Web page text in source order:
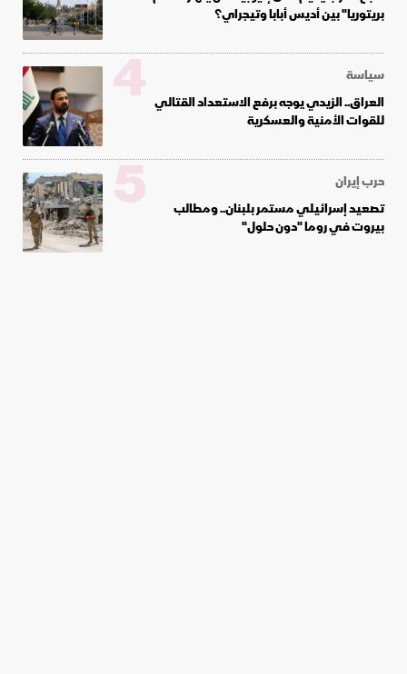
بريتوريا" بين أديس أبابا وتيجراي؟
سياسة
العراق.. الزيدي يوجه برفع الاستعداد القتالي
للقوات الأمنية والعسكرية
4
حرب إيران
تصعيد إسرائيلي مستمر بلبنان.. ومطالب
بيروت في روما "دون حلول"
5